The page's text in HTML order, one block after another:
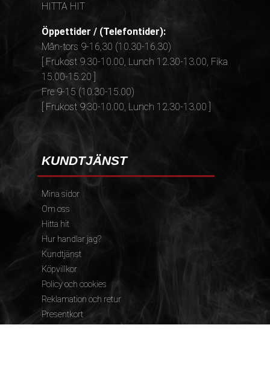
HITTA HIT
Öppettider / (Telefontider):
Mån-tors 9-16,30 (10.30-16.30)
[ Frukost 9.30-10.00, Lunch 12.30-13.00, Fika
15.00-15.20 ]
Fre 9-15 (10.30-15.00)
[ Frukost 9.30-10.00, Lunch 12.30-13.00 ]
KUNDTJÄNST
Mina sidor
Om oss
Hitta hit
Hur handlar jag?
Kundtjänst
Köpvillkor
Policy och cookies
Reklamation och retur
Presentkort